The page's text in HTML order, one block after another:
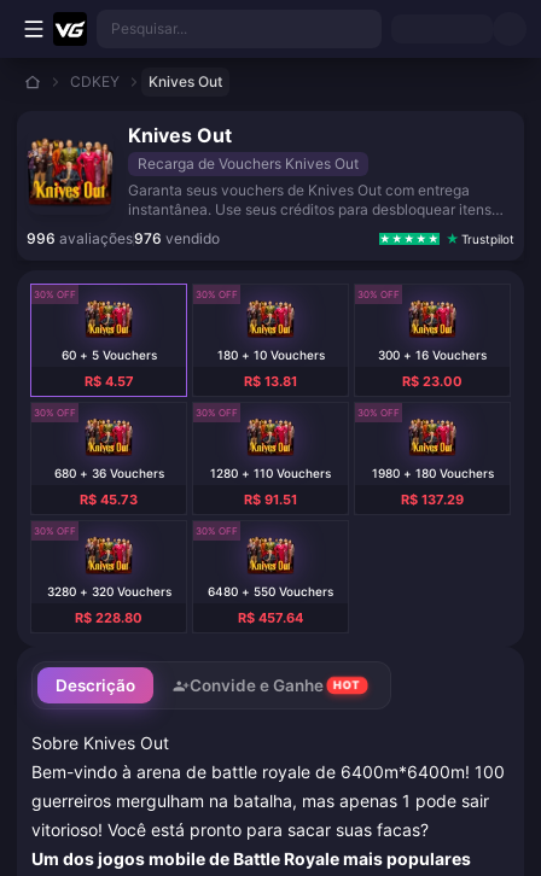
Ir para o conteúdo principal
Pesquisar...
CDKEY Knives Out
Knives Out
Recarga de Vouchers Knives Out
Garanta seus vouchers de Knives Out com entrega
instantânea. Use seus créditos para desbloquear itens
premium, adquirir o passe de batalha e garantir
recompensas exclusivas no jogo. Processo simples,
996 avaliações976 vendido Trustpilot
Descrição Convide e Ganhe HOT
Sobre Knives Out
Bem-vindo à arena de battle royale de 6400m*6400m! 100
guerreiros mergulham na batalha, mas apenas 1 pode sair
vitorioso! Você está pronto para sacar suas facas?
Um dos jogos mobile de Battle Royale mais populares
30% OFF
60 + 5 Vouchers
R$ 4.57
30% OFF
180 + 10 Vouchers
R$ 13.81
30% OFF
300 + 16 Vouchers
R$ 23.00
30% OFF
680 + 36 Vouchers
R$ 45.73
30% OFF
1280 + 110 Vouchers
R$ 91.51
30% OFF
1980 + 180 Vouchers
R$ 137.29
30% OFF
3280 + 320 Vouchers
R$ 228.80
30% OFF
6480 + 550 Vouchers
R$ 457.64